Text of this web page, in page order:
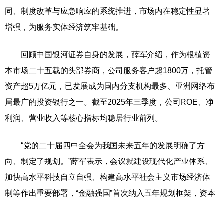
同、制度改革与应急响应的系统推进，市场内在稳定性显著
增强，为服务实体经济筑牢基础。
回顾中国银河证券自身的发展，薛军介绍，作为根植资
本市场二十五载的头部券商，公司服务客户超1800万，托管
资产超5万亿元，已发展成为国内分支机构最多、亚洲网络布
局最广的投资银行之一。截至2025年三季度，公司ROE、净
利润、营业收入等核心指标均稳居行业前列。
“党的二十届四中全会为我国未来五年的发展明确了方
向、制定了规划。”薛军表示，会议就建设现代化产业体系、
加快高水平科技自立自强、构建高水平社会主义市场经济体
制等作出重要部署，“金融强国”首次纳入五年规划框架，资本